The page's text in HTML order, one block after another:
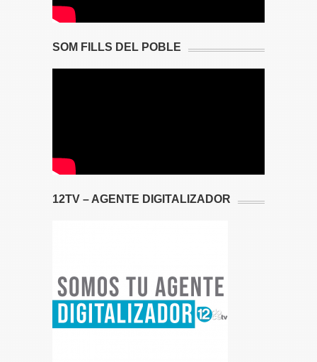
SOM FILLS DEL POBLE
12TV – AGENTE DIGITALIZADOR